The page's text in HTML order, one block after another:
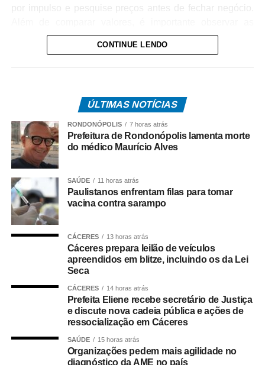
por impulso e pesquise preços antes de fechar negócio.
condições de pagamento, verificando possíveis
diferenças entre compras à vista e parceladas, bem como
a incidência de juros que podem elevar
Entre os itens mais procurados para a data estão flores,
cestas temáticas e presentes personalizados. Nesses
casos, o Procon recomenda que todas as características
da encomenda sejam registradas de forma clara,
incluindo descrição dos produtos, quantidade, tipo de
embalagem, horário de entrega e eventuais taxas
cobradas pelo serviço.
Para os casais que pretendem comemorar a data em
bares e restaurantes, a atenção deve estar voltada às
cobranças adicionais. Taxas de serviço e couvert artístico
precisam ser informados previamente ao consumidor,
enquanto cobranças de consumação mínima, multa por
perda de comanda ou taxa de desperdício não podem ser
A orientação também se estende aos serviços de
hospedagem. Informações sobre acomodações, preços e
formas de pagamento devem estar disponíveis de
CONTINUE LENDO
ÚLTIMAS NOTÍCIAS
RONDONÓPOLIS 7 horas atrás
Prefeitura de Rondonópolis lamenta morte
do médico Maurício Alves
SAÚDE 11 horas atrás
Paulistanos enfrentam filas para tomar
vacina contra sarampo
CÁCERES 13 horas atrás
Cáceres prepara leilão de veículos
apreendidos em blitze, incluindo os da Lei
Seca
CÁCERES 14 horas atrás
Prefeita Eliene recebe secretário de Justiça
e discute nova cadeia pública e ações de
ressocialização em Cáceres
SAÚDE 15 horas atrás
Organizações pedem mais agilidade no
diagnóstico da AME no país